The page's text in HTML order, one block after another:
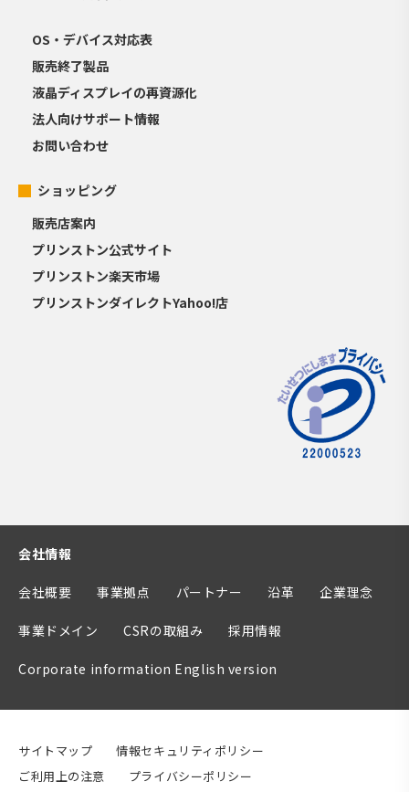
OS・デバイス対応表
販売終了製品
液晶ディスプレイの再資源化
法人向けサポート情報
お問い合わせ
ショッピング
販売店案内
プリンストン公式サイト
プリンストン楽天市場
プリンストンダイレクトYahoo!店
会社情報
会社概要 事業拠点 パートナー 沿革 企業理念
事業ドメイン CSRの取組み 採用情報
Corporate information English version
サイトマップ
情報セキュリティポリシー
ご利用上の注意
プライバシーポリシー